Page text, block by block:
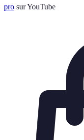
pro sur YouTube